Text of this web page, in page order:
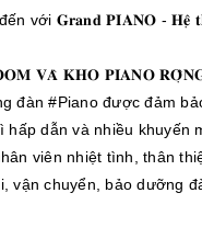
với 𝐆𝐫𝐚𝐧𝐝 𝐏𝐈𝐀𝐍𝐎 - 𝐇𝐞̣̂
𝐕𝐀̀ 𝐊𝐇𝐎 𝐏𝐈𝐀𝐍𝐎 𝐑𝐎̣̂𝐍𝐆
đàn #Piano được đảm
hấp dẫn và nhiều khuyến
viên nhiệt tình, thân
vận chuyển, bảo dưỡng